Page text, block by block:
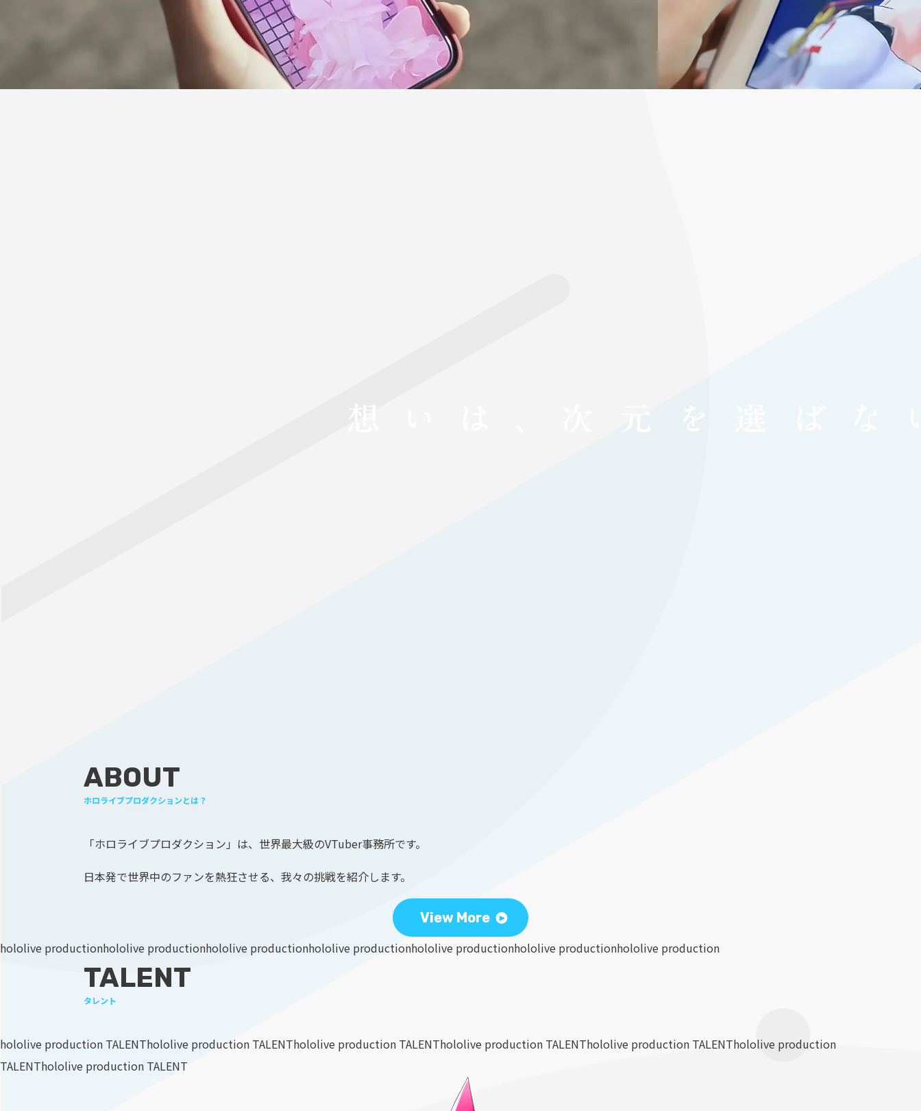
サポーターガイドライン
ABOUT
ホロライブプロダクションとは？
「ホロライブプロダクション」は、 世界最大級のVTuber事務所です。
日本発で世界中のファンを熱狂させる、 我々の挑戦を紹介します。
View More
hololive productionhololive productionhololive productionhololive productionhololive productionhololive productionhololive production
TALENT
タレント
hololive production TALENThololive production TALENThololive production TALENThololive production TALENThololive production TALENThololive production
TALENThololive production TALENT